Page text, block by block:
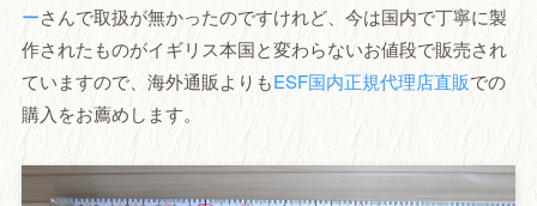
ーさんで取扱が無かったのですけれど、今は国内で丁寧に製
作されたものがイギリス本国と変わらないお値段で販売され
ていますので、海外通販よりもESF国内正規代理店直販での
購入をお薦めします。